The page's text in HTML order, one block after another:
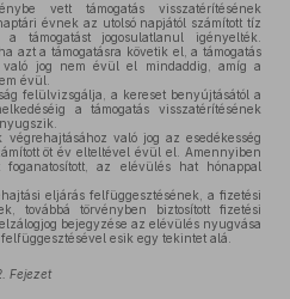
vett támogatás visszatérítésének
évnek az utolsó napjától számított tíz
jogosulatlanul igényelték.
azt a támogatásra követik el, a támogatás
való jog nem évül el mindaddig, amíg a
évül.
felülvizsgálja, a kereset benyújtásától a
a támogatás visszatérítésének
végrehajtásához való jog az esedékesség
öt év elteltével évül el. Amennyiben
az elévülés hat hónappal
eljárás felfüggesztésének, a fizetési
továbbá törvényben biztosított fizetési
bejegyzése az elévülés nyugvása
esik egy tekintet alá.
Fejezet